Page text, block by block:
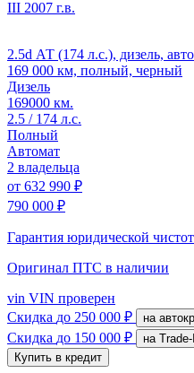
III 2007 г.в.
2.5d АТ (174 л.с.), дизель,
169 000 км, полный, черный
Дизель
169000 км.
2.5 / 174 л.с.
Полный
Автомат
2 владельца
от 632 990 ₽
790 000 ₽
Гарантия юридической
Оригинал ПТС в наличии
vin VIN проверен
Скидка до 250 000 ₽ на
Скидка до 150 000 ₽
на
Купить в кредит